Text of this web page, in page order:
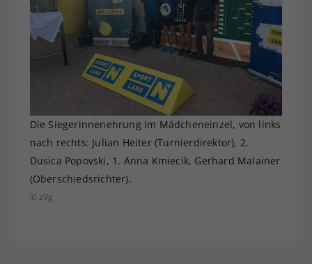
Die Siegerinnenehrung im Mädcheneinzel, von links
nach rechts: Julian Heiter (Turnierdirektor), 2.
Dusica Popovski, 1. Anna Kmiecik, Gerhard Malainer
(Oberschiedsrichter).
© zVg